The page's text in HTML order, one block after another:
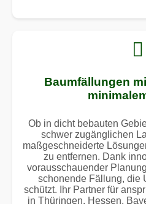
Baumfällungen
Ob in dicht bebauten
schwer zugänglichen
maßgeschneiderte
zu entfernen. Dank
vorausschauender
schonende Fällung, die
schützt. Ihr Partner für
in Thüringen, Hessen,